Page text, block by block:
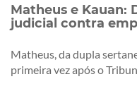
Matheus e Kauan:
judicial contra
Matheus, da dupla
primeira vez após o